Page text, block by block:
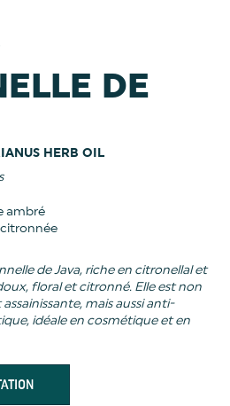
DE
HERB OIL
ambré
de Java, riche en citronellal et
floral et citronné. Elle est non
mais aussi anti-
idéale en cosmétique et en